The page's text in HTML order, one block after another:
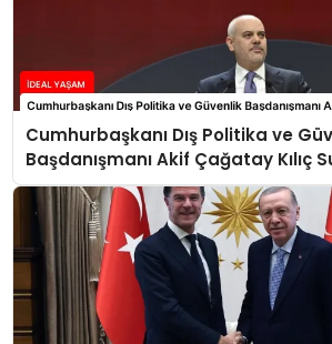
Cumhurbaşkanı Dış Politika ve
Başdanışmanı Akif Çağatay Kılıç
Konuştu